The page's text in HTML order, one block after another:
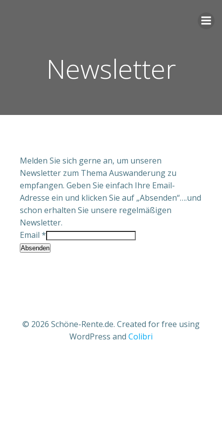
Newsletter
Melden Sie sich gerne an, um unseren
Newsletter zum Thema Auswanderung zu
empfangen. Geben Sie einfach Ihre Email-
Adresse ein und klicken Sie auf „Absenden“….und
schon erhalten Sie unsere regelmäßigen
Newsletter.
Email *
Absenden
© 2026 Schöne-Rente.de. Created for free using
WordPress and Colibri